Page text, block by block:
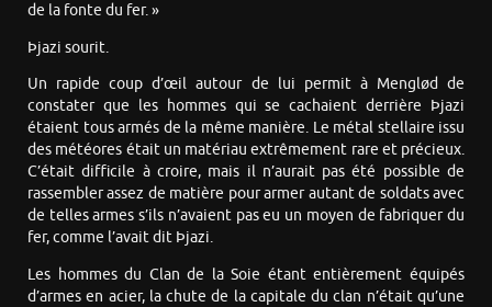
de la fonte du fer. »
Þjazi sourit.
Un rapide coup d’œil autour de lui permit à Menglød de
constater que les hommes qui se cachaient derrière Þjazi
étaient tous armés de la même manière. Le métal stellaire issu
des météores était un matériau extrêmement rare et précieux.
C’était difficile à croire, mais il n’aurait pas été possible de
rassembler assez de matière pour armer autant de soldats avec
de telles armes s’ils n’avaient pas eu un moyen de fabriquer du
fer, comme l’avait dit Þjazi.
Les hommes du Clan de la Soie étant entièrement équipés
d’armes en acier, la chute de la capitale du clan n’était qu’une